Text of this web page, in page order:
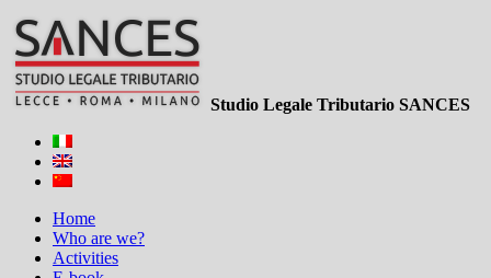
Studio Legale Tributario SANCES
Home
Who are we?
Activities